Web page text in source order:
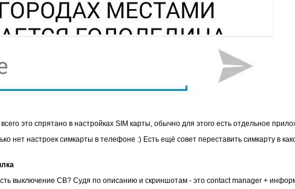
это спрятано в настройках SIM карты, обычно для этого есть отдельное
нет настроек симкарты в телефоне :) Есть ещё совет переставить симкарту в
выключение CB? Судя по описанию и скриншотам - это contact manager +